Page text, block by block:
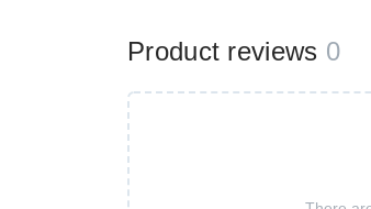
Product reviews 0